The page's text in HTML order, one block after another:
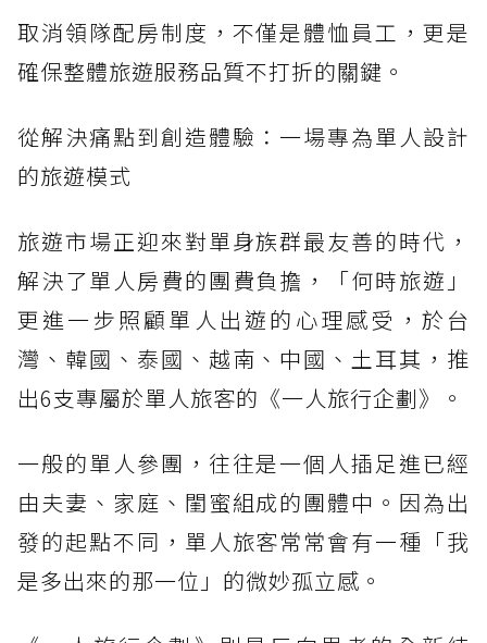
取消領隊配房制度，不僅是體恤員工，更是
確保整體旅遊服務品質不打折的關鍵。
從解決痛點到創造體驗：一場專為單人設計
的旅遊模式
旅遊市場正迎來對單身族群最友善的時代，
解決了單人房費的團費負擔，「何時旅遊」
更進一步照顧單人出遊的心理感受，於台
灣、韓國、泰國、越南、中國、土耳其，推
出6支專屬於單人旅客的《一人旅行企劃》。
一般的單人參團，往往是一個人插足進已經
由夫妻、家庭、閨蜜組成的團體中。因為出
發的起點不同，單人旅客常常會有一種「我
是多出來的那一位」的微妙孤立感。